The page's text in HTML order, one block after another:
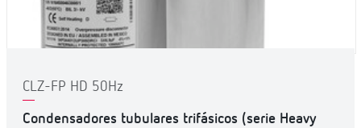
CLZ-FP HD 50Hz
Condensadores tubulares trifásicos (serie Heavy